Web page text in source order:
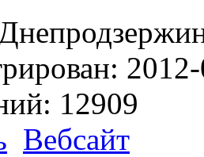
12909
Вебсайт